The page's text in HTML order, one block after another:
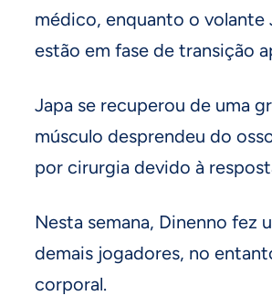
médico, enquanto o volante
estão em fase de transição
Japa se recuperou de uma
músculo desprendeu do
por cirurgia devido à
Nesta semana, Dinenno fez
demais jogadores, no
corporal.